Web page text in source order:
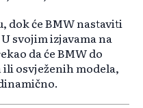
dok će BMW nastaviti
svojim izjavama na
da će BMW do
osvježenih modela,